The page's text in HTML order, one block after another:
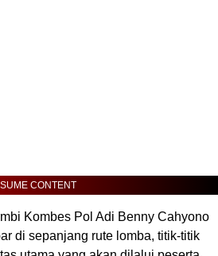
CONTENT
Kombes Pol Adi Benny Cahyono
di sepanjang rute lomba, titik-titik